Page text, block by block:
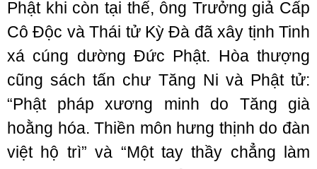
Phật khi còn tại thế, ông Trưởng giả Cấp
Cô Độc và Thái tử Kỳ Đà đã xây tịnh Tinh
xá cúng dường Đức Phật. Hòa thượng
cũng sách tấn chư Tăng Ni và Phật tử:
“Phật pháp xương minh do Tăng già
hoằng hóa. Thiền môn hưng thịnh do đàn
việt hộ trì” và “Một tay thầy chẳng làm